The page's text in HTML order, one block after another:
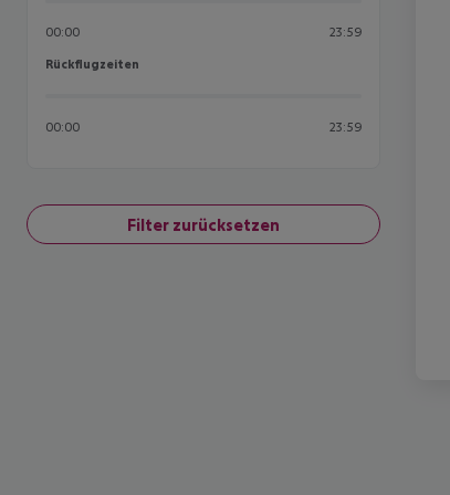
00:00 23:59
Rückflugzeiten
Rückflugzeiten
00:00 23:59
Filter zurücksetzen